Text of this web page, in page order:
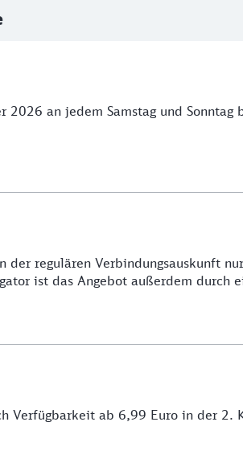
an jedem Samstag und
regulären Verbindungsauskunft
ist das Angebot außerdem durch
Verfügbarkeit ab 6,99 Euro in der 2.